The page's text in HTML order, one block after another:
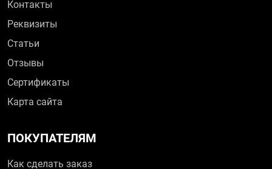
Контакты
Реквизиты
Статьи
Отзывы
Сертификаты
Карта сайта
ПОКУПАТЕЛЯМ
Как сделать заказ